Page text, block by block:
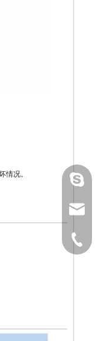
况。